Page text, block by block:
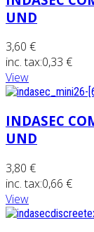
UND
3,60 €
inc. tax:0,33 €
View
INDASEC
UND
3,80 €
inc. tax:0,66 €
View